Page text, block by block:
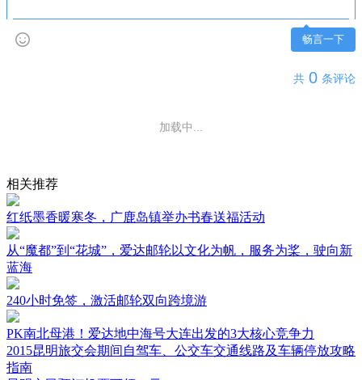
畅言一下
共 0 条评论
加载中...
相关推荐
红纸墨香暖寒冬，广鹿岛镇举办书春送福活动
从“魔都”到“花城”，爱达邮轮以文化为帆，服务为桨，驶向新
蓝海
240小时免签，激活邮轮双向跨境游
PK南北母港！爱达地中海号大连出发的3大核心竞争力
2015昆明旅交会期间自驾车、公交车交通线路及车辆停放攻略
指南